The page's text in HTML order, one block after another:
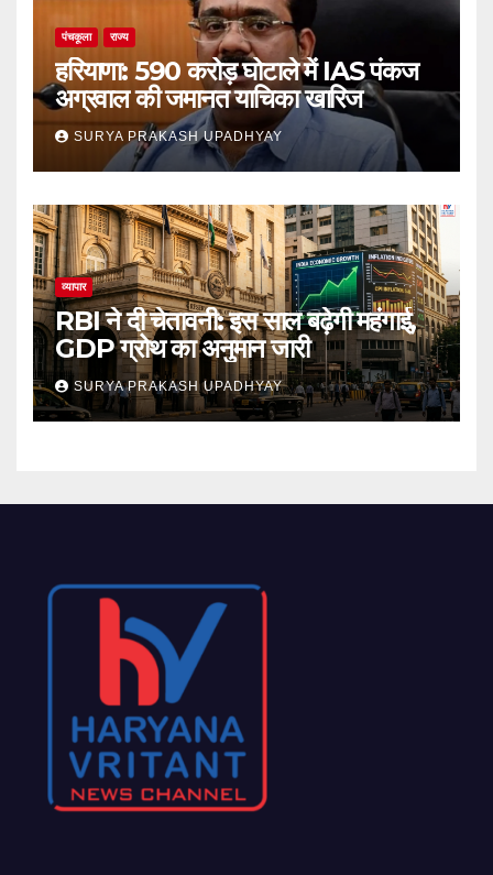
पंचकूला राज्य
हरियाणा: 590 करोड़ घोटाले में IAS पंकज
अग्रवाल की जमानत याचिका खारिज
SURYA PRAKASH UPADHYAY
व्यापार
RBI ने दी चेतावनी: इस साल बढ़ेगी महंगाई,
GDP ग्रोथ का अनुमान जारी
SURYA PRAKASH UPADHYAY